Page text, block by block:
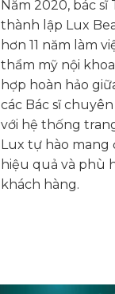
Năm 2020, bác sĩ
thành lập Lux
hơn 11 năm làm
thẩm mỹ nội
hợp hoàn hảo
các Bác sĩ
với hệ thống
Lux tự hào
hiệu quả và phù
khách hàng.